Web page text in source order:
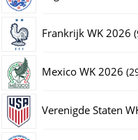
Frankrijk WK 2026
Mexico WK 2026
Verenigde Staten